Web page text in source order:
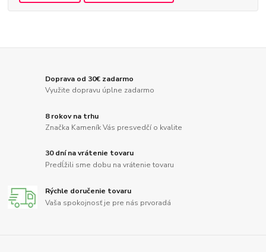
Doprava od 30€ zadarmo
Využite dopravu úplne zadarmo
8 rokov na trhu
Značka Kameník Vás presvedčí o kvalite
30 dní na vrátenie tovaru
Predĺžili sme dobu na vrátenie tovaru
Rýchle doručenie tovaru
Vaša spokojnosť je pre nás prvoradá